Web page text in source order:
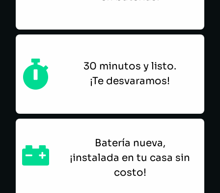
30 minutos y listo.
¡Te desvaramos!
Batería nueva,
¡instalada en tu casa sin
costo!